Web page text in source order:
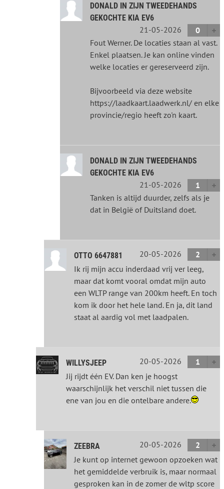
DONALD IN ZIJN TWEEDEHANDS
GEKOCHTE KIA EV6
21-05-2026
0
Fout Werner. De locaties staan al vast.
Enkel plaatsen. Je kan online vinden
welke locaties er gereserveerd zijn.
Bijvoorbeeld via deze website
https://laadkaart.laadwerk.nl/ en elke
provincie/regio heeft zo'n kaart.
DONALD IN ZIJN TWEEDEHANDS
GEKOCHTE KIA EV6
21-05-2026
1
Tanken is altijd duurder, zelfs als je
dat in België of Duitsland doet.
OTTO 6647881 20-05-2026
2
Ik rij mijn accu inderdaad vrij ver leeg,
maar dat komt vooral omdat mijn auto
een WLTP range van 200km heeft. En toch
kom ik door het hele land. En ja, dit land
staat al aardig vol met laadpalen.
WILLYSJEEP 20-05-2026
1
Jij rijdt één EV. Dan ken je hoogst
waarschijnlijk het verschil niet tussen die
ene van jou en die ontelbare andere.
ZEEBRA 20-05-2026
2
Je kunt op internet gewoon opzoeken wat
het gemiddelde verbruik is, maar normaal
gesproken kan in de zomer de wltp score